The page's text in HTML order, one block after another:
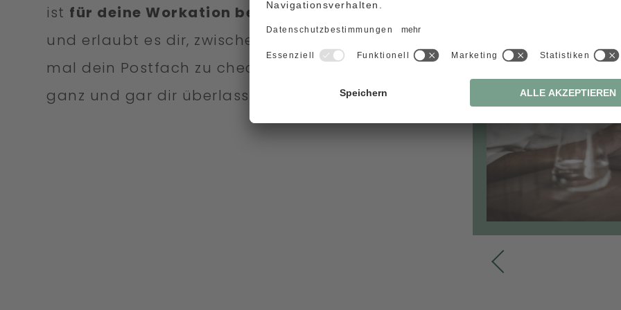
ist für deine Workation bestens ausgestattet
und erlaubt es dir, zwischen Pool und Sauna auch
mal dein Postfach zu checken. Wann und wie sei
ganz und gar dir überlassen.